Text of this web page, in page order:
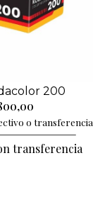
200
o transferencia
transferencia